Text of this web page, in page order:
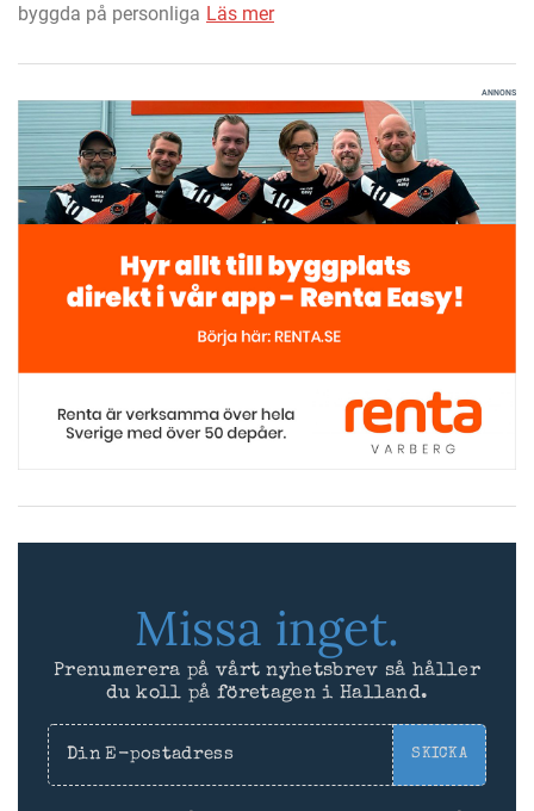
byggda på personliga Läs mer
ANNONS
Missa inget.
Prenumerera på vårt nyhetsbrev så håller
du koll på företagen i Halland.
SKICKA